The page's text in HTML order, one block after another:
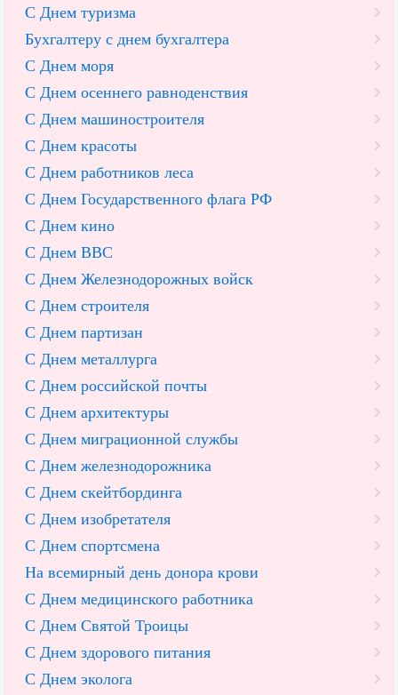
С Днем туризма
Бухгалтеру с днем бухгалтера
С Днем моря
С Днем осеннего равноденствия
С Днем машиностроителя
С Днем красоты
С Днем работников леса
С Днем Государственного флага РФ
С Днем кино
С Днем ВВС
С Днем Железнодорожных войск
С Днем строителя
С Днем партизан
С Днем металлурга
С Днем российской почты
С Днем архитектуры
С Днем миграционной службы
С Днем железнодорожника
С Днем скейтбординга
С Днем изобретателя
С Днем спортсмена
На всемирный день донора крови
С Днем медицинского работника
С Днем Святой Троицы
С Днем здорового питания
С Днем эколога